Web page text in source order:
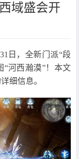
域盛会开
日，全新门派“段
“河西瀚漠”！本文
细信息。